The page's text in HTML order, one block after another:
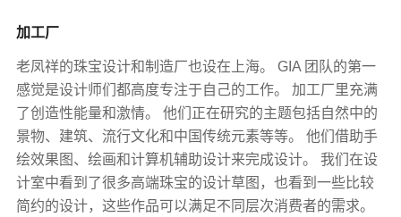
加工厂
老凤祥的珠宝设计和制造厂也设在上海。 GIA 团队的第一
感觉是设计师们都高度专注于自己的工作。 加工厂里充满
了创造性能量和激情。 他们正在研究的主题包括自然中的
景物、建筑、流行文化和中国传统元素等等。 他们借助手
绘效果图、绘画和计算机辅助设计来完成设计。 我们在设
计室中看到了很多高端珠宝的设计草图，也看到一些比较
简约的设计，这些作品可以满足不同层次消费者的需求。